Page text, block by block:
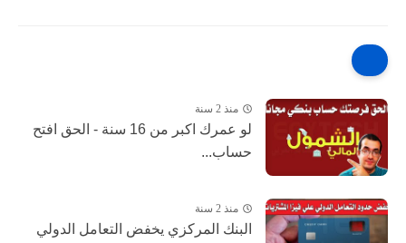
منذ 2 سنة
لو عمرك اكبر من 16 سنة - الحق افتح
حساب...
منذ 2 سنة
البنك المركزي يخفض التعامل الدولي